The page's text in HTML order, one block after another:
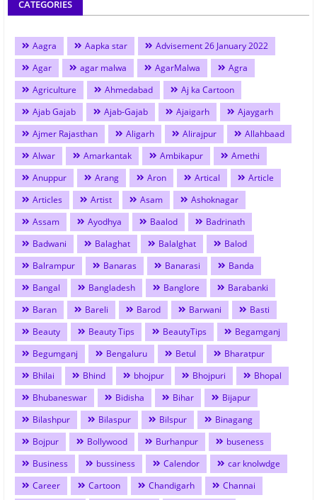
CATEGORIES
Aagra Aapka star
Advisement 26 January 2022
Agar
agar malwa AgarMalwa
Agra
Agriculture
Ahmedabad
Aj ka Cartoon
Ajab Gajab
Ajab-Gajab Ajaigarh
Ajaygarh
Ajmer Rajasthan
Aligarh Alirajpur
Allahbaad
Alwar
Amarkantak Ambikapur
Amethi
Anuppur
Arang Aron Artical
Article
Articles
Artist Asam
Ashoknagar
Assam
Ayodhya Baalod
Badrinath
Badwani
Balaghat Balalghat
Balod
Balrampur
Banaras Banarasi
Banda
Bangal
Bangladesh Banglore
Barabanki
Baran
Bareli Barod Barwani
Basti
Beauty
Beauty Tips BeautyTips
Begamganj
Begumganj
Bengaluru Betul
Bharatpur
Bhilai
Bhind bhojpur Bhojpuri
Bhopal
Bhubaneswar
Bidisha Bihar
Bijapur
Bilashpur
Bilaspur Bilspur
Binagang
Bojpur
Bollywood Burhanpur
buseness
Business
bussiness Calendor
car knolwdge
Career
Cartoon Chandigarh
Channai